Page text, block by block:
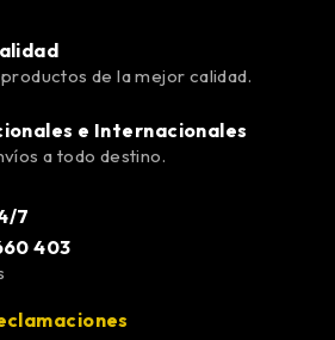
de la mejor calidad.
e Internacionales
a todo destino.
7
403